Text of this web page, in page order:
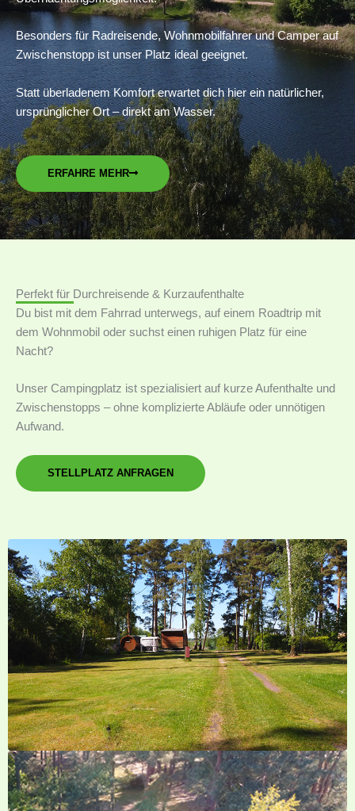
Besonders für Radreisende, Wohnmobilfahrer und Camper auf
Zwischenstopp ist unser Platz ideal geeignet.
Statt überladenem Komfort erwartet dich hier ein natürlicher,
ursprünglicher Ort – direkt am Wasser.
ERFAHRE MEHR
Perfekt für Durchreisende & Kurzaufenthalte
Du bist mit dem Fahrrad unterwegs, auf einem Roadtrip mit
dem Wohnmobil oder suchst einen ruhigen Platz für eine
Nacht?
Unser Campingplatz ist spezialisiert auf kurze Aufenthalte und
Zwischenstopps – ohne komplizierte Abläufe oder unnötigen
Aufwand.
STELLPLATZ ANFRAGEN